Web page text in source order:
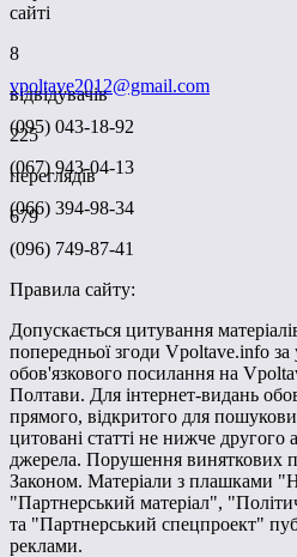
сайті
8
відвідувачів
225
переглядів
679
vpoltave2012@gmail.com
(095) 043-18-92
(067) 943-04-13
(066) 394-98-34
(096) 749-87-41
Правила сайту:
Допускається цитування
попередньої згоди Vpoltave.info
обов'язкового посилання на
Полтави. Для інтернет-видань
прямого, відкритого для
цитовані статті не нижче другого
джерела. Порушення виняткових
Законом. Матеріали з плашками
"Партнерський матеріал",
та "Партнерський спецпроект"
реклами.